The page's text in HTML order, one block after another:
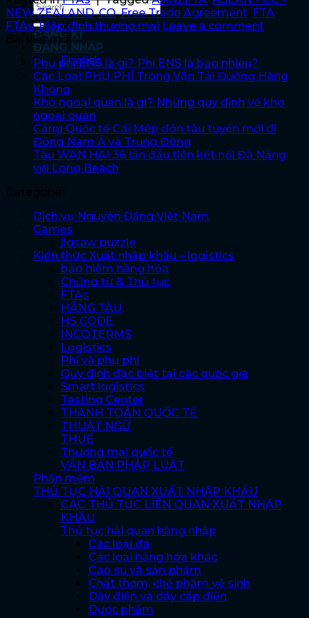
ĐĂNG KÍ
ĐĂNG NHẬP
English
NEW ZEALAND,CO,Free Trade Agreement FTA
FTAs,Hiệp định thương mại Leave a comment
Bài viết mới
Phụ phí ENS là gì? Phí ENS là bao nhiêu?
Các Loại PHỤ PHÍ Trong Vận Tải Đường Hàng
Không
Kho ngoại quan là gì? Những quy định về kho
ngoại quan
Cảng Quốc tế Cái Mép đón tàu tuyến mới đi
Đông Nam Á và Trung Đông
Tàu WAN HAI 36 lần đầu tiên kết nối Đà Nẵng
với Long Beach
Dịch vụ Nguyên Đăng Việt Nam
Games
jigsaw puzzle
Kiến thức Xuất nhập khẩu – logistics
bảo hiểm hàng hóa
Chứng từ & Thủ tục
FTAs
HÃNG TÀU
HS CODE
INCOTERMS
Logistics
Phí và phụ phí
Quy định đặc biệt tại các quốc gia
Smart logistics
Testing Center
THANH TOÁN QUỐC TẾ
THUẬT NGỮ
THUẾ
Thương mại quốc tế
VĂN BẢN PHÁP LUẬT
Phần mềm
THỦ TỤC HẢI QUAN XUẤT NHẬP KHẨU
CÁC THỦ TỤC LIÊN QUAN XUẤT NHẬP
KHẨU
Thủ tục hải quan hàng nhập
Các loại đá
Các loại hàng hóa khác
Cao su và sản phẩm
Chất thơm, chế phẩm vệ sinh
Dây điện và dây cáp điện
Dược phẩm